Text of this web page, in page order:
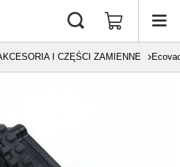
I CZĘŚCI ZAMIENNE